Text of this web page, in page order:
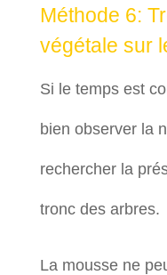
Méthode 6:
végétale sur
Si le temps est
bien observer la
rechercher la
tronc des arbres.
La mousse ne